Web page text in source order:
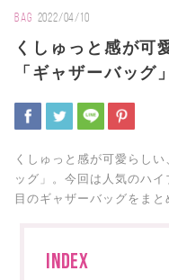
BAG 2022/04/10
くしゅっと感が可
「ギャザーバッグ
くしゅっと感が可愛らし
ッグ」。今回は人気のハ
目のギャザーバッグをまと
INDEX